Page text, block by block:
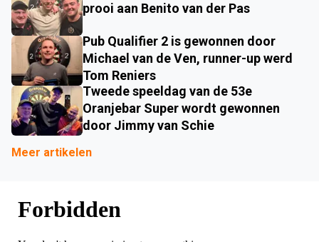
prooi aan Benito van der Pas
Pub Qualifier 2 is gewonnen door
Michael van de Ven, runner-up werd
Tom Reniers
Tweede speeldag van de 53e
Oranjebar Super wordt gewonnen
door Jimmy van Schie
Meer artikelen